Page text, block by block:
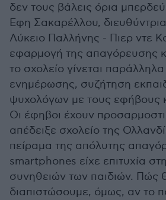
δεν τους βάλεις όρια
Εφη Σακαρέλλου,
Λύκειο Παλλήνης - Πιερ ντε
εφαρμογή της απαγόρευσης
το σχολείο γίνεται
ενημέρωσης, συζήτηση
ψυχολόγων με τους εφήβους
Οι έφηβοι έχουν
απέδειξε σχολείο της
πείραμα της απόλυτης
smartphones είχε επιτυχία
συνηθειών των παιδιών. Πώς
διαπιστώσουμε, όμως, αν το